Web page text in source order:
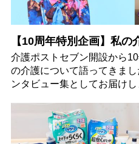
【10周年特別企画】私の
介護ポストセブン開設から
の介護について語ってきま
ンタビュー集としてお届けし